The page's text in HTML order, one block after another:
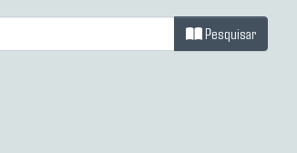
Pesquisar